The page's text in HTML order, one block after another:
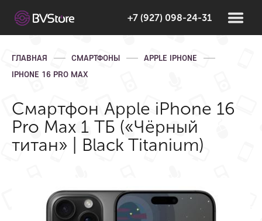
+7 (927) 098-24-31
ГЛАВНАЯ СМАРТФОНЫ
APPLE IPHONE
IPHONE 16 PRO MAX
Смартфон Apple iPhone 16
Pro Max 1 ТБ («Чёрный
титан» | Black Titanium)